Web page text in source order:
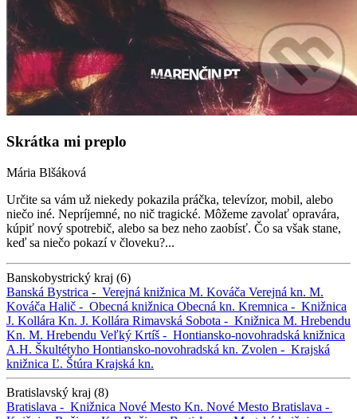
Skrátka mi preplo
Mária Blšáková
Určite sa vám už niekedy pokazila práčka, televízor, mobil, alebo
niečo iné. Nepríjemné, no nič tragické. Môžeme zavolať opravára,
kúpiť nový spotrebič, alebo sa bez neho zaobísť. Čo sa však stane,
keď sa niečo pokazí v človeku?...
Banskobystrický kraj (6)
Banská Bystrica - Verejná knižnica M. Kováča Verejná kn. M.
Kováča Halič - Obecná knižnica Obecná kn. Kremnica - Knižnica
J. Kollára Kn. J. Kollára Rimavská Sobota - Knižnica M. Hrebendu
Kn. M. Hrebendu Veľký Krtíš - Hontiansko-novohradská knižnica
A.H. Škultétyho Hontiansko-novohradská kn. Zvolen - Krajská
knižnica Ľ. Štúra Krajská kn.
Bratislavský kraj (8)
Bratislava - Knižnica Nové Mesto Kn. Nové Mesto Bratislava -